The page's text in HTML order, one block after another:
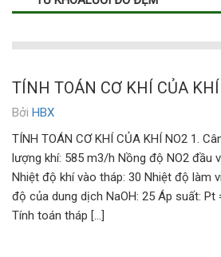
TÍNH TOÁN CƠ KHÍ CỦA
Bởi HBX
TÍNH TOÁN CƠ KHÍ CỦA KHÍ NO2 1.
lượng khí: 585 m3/h Nồng độ NO2 đầu
Nhiệt độ khí vào tháp: 30 Nhiệt độ làm
độ của dung dịch NaOH: 25 Áp suất: Pt
Tính toán tháp […]